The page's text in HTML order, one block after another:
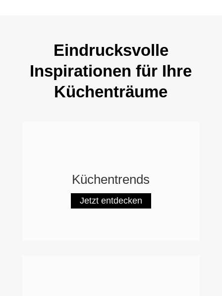
Eindrucksvolle
Inspirationen für Ihre
Küchenträume
Küchentrends
Jetzt entdecken